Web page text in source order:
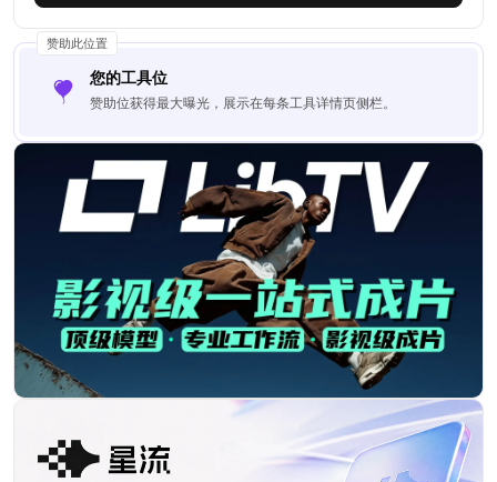
赞助此位置
您的工具位
赞助位获得最大曝光，展示在每条工具详情页侧栏。